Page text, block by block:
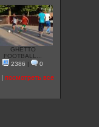
GHETTO
FOOTBALL...
2386
0
посмотреть все